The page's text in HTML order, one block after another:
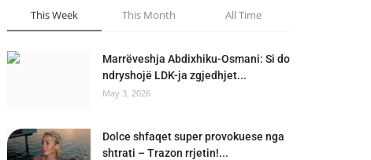
This Week This Month All Time
Marrëveshja Abdixhiku-Osmani: Si do
ndryshojë LDK-ja zgjedhjet...
May 3, 2026
Dolce shfaqet super provokuese nga
shtrati – Trazon rrjetin!...